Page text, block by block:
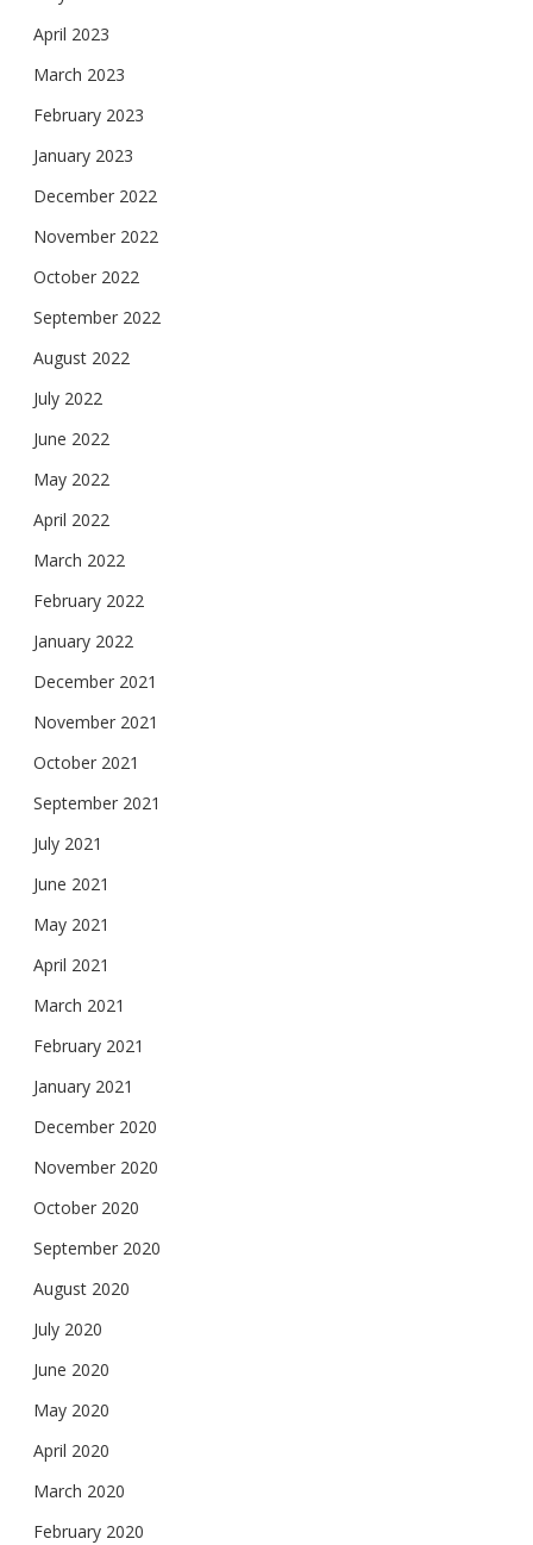
April 2023
March 2023
February 2023
January 2023
December 2022
November 2022
October 2022
September 2022
August 2022
July 2022
June 2022
May 2022
April 2022
March 2022
February 2022
January 2022
December 2021
November 2021
October 2021
September 2021
July 2021
June 2021
May 2021
April 2021
March 2021
February 2021
January 2021
December 2020
November 2020
October 2020
September 2020
August 2020
July 2020
June 2020
May 2020
April 2020
March 2020
February 2020